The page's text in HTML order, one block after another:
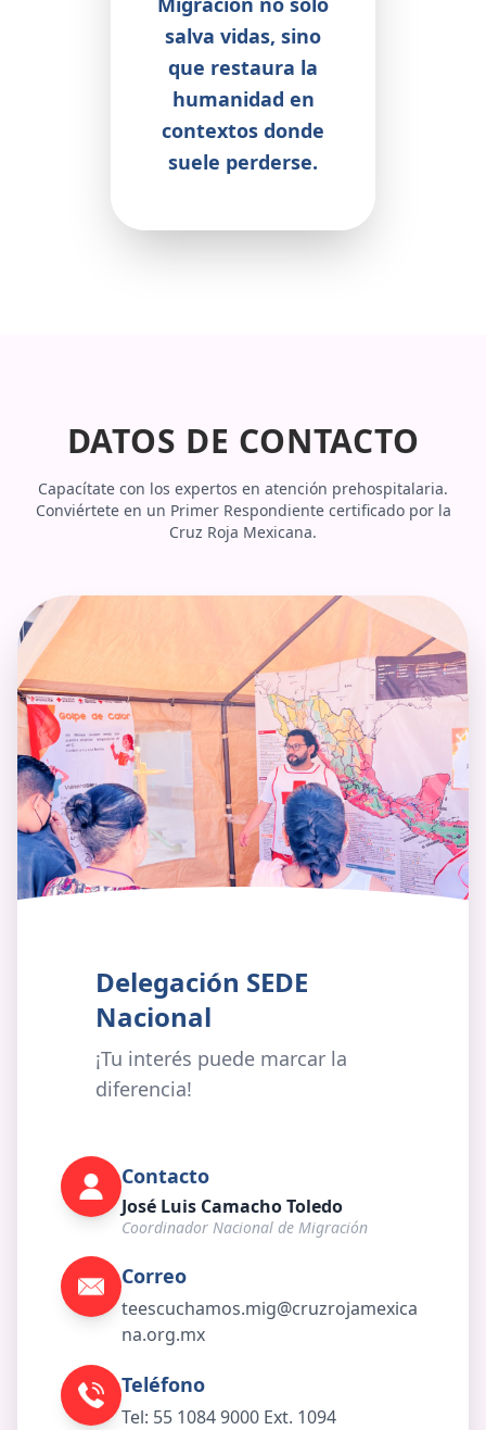
salva vidas, sino
que restaura la
humanidad en
contextos donde
suele perderse.
DATOS DE CONTACTO
Capacítate con los expertos en atención prehospitalaria.
Conviértete en un Primer Respondiente certificado por la
Cruz Roja Mexicana.
Delegación SEDE
Nacional
¡Tu interés puede marcar la
diferencia!
Contacto
José Luis Camacho Toledo
Coordinador Nacional de Migración
Correo
teescuchamos.mig@cruzrojamexica
na.org.mx
Teléfono
Tel: 55 1084 9000 Ext. 1094